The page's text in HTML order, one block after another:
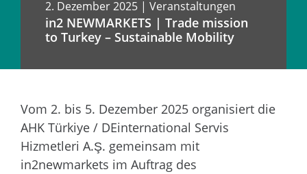
2. Dezember 2025 | Veranstaltungen
in2 NEWMARKETS | Trade mission
to Turkey – Sustainable Mobility
Vom 2. bis 5. Dezember 2025 organisiert die
AHK Türkiye / DEinternational Servis
Hizmetleri A.Ş. gemeinsam mit
in2newmarkets im Auftrag des